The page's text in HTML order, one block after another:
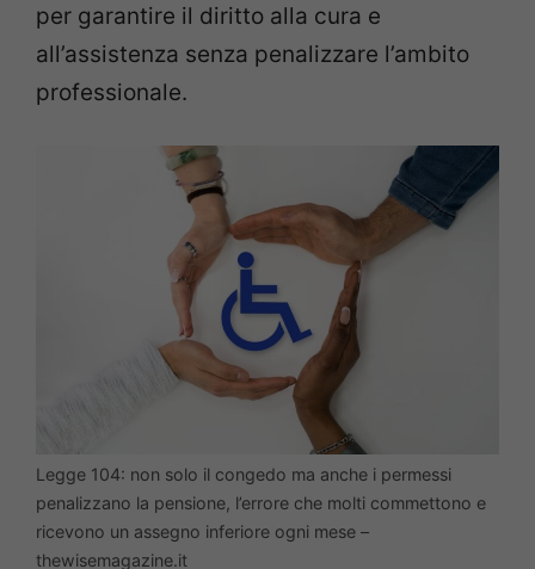
per garantire il diritto alla cura e
all’assistenza senza penalizzare l’ambito
professionale.
Legge 104: non solo il congedo ma anche i permessi
penalizzano la pensione, l’errore che molti commettono e
ricevono un assegno inferiore ogni mese –
thewisemagazine.it